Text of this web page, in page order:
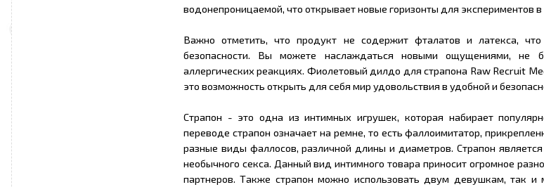
водонепроницаемой, что открывает новые горизонты для экспериментов
Важно отметить, что продукт не содержит фталатов и латекса,
безопасности. Вы можете наслаждаться новыми ощущениями, не
аллергических реакциях. Фиолетовый дилдо для страпона Raw Recruit
это возможность открыть для себя мир удовольствия в удобной и
Страпон - это одна из интимных игрушек, которая набирает
переводе страпон означает на ремне, то есть фаллоимитатор,
разные виды фаллосов, различной длины и диаметров. Страпон
необычного секса. Данный вид интимного товара приносит огромное
партнеров. Также страпон можно использовать двум девушкам, так и